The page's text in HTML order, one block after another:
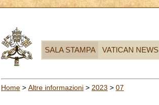
SALA STAMPA VATICAN NEWS
Home > Altre informazioni > 2023 > 07